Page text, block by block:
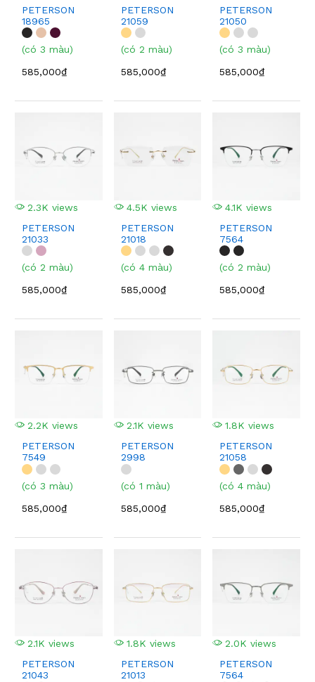
PETERSON
18965
(có 3 màu)
585,000₫
PETERSON
21059
(có 2 màu)
585,000₫
PETERSON
21050
(có 3 màu)
585,000₫
2.3K views
PETERSON
21033
(có 2 màu)
585,000₫
4.5K views
PETERSON
21018
(có 4 màu)
585,000₫
4.1K views
PETERSON
7564
(có 2 màu)
585,000₫
2.2K views
PETERSON
7549
(có 3 màu)
585,000₫
2.1K views
PETERSON
2998
(có 1 màu)
585,000₫
1.8K views
PETERSON
21058
(có 4 màu)
585,000₫
2.1K views
PETERSON
21043
1.8K views
PETERSON
21013
2.0K views
PETERSON
7564